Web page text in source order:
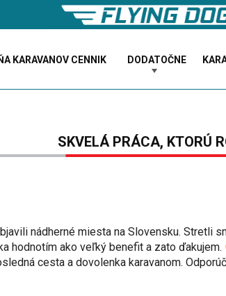
KARAVANOV CENNIK DODATOČNE
SKVELÁ PRÁCA, KTORÚ
nádherné miesta na Slovensku.
hodnotím ako veľký benefit a zato ďakujem.
cesta a dovolenka karavanom.